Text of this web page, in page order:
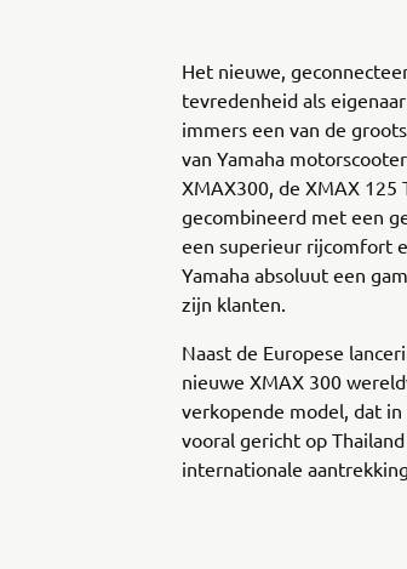
Het nieuwe,
tevredenheid als
immers een van de
van Yamaha
XMAX300, de XMAX 125
gecombineerd met een
een superieur rijcomfort
Yamaha absoluut een
zijn klanten.
Naast de Europese
nieuwe XMAX 300
verkopende model, dat
vooral gericht op
internationale